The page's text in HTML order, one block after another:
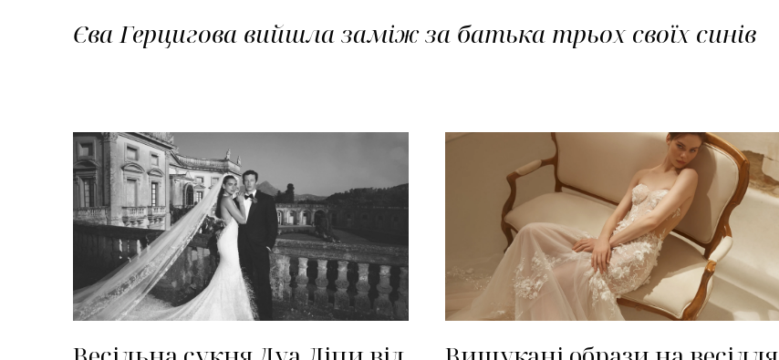
Єва Герцигова вийшла заміж за батька трьох своїх синів